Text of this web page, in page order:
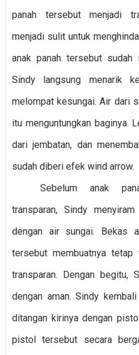
panah tersebut menjadi
menjadi sulit untuk
anak panah tersebut sudah
Sindy langsung menarik
melompat kesungai. Air dari
itu menguntungkan baginya.
dari jembatan, dan
sudah diberi efek wind arrow.
Sebelum anak
transparan, Sindy
dengan air sungai. Bekas
tersebut membuatnya
transparan. Dengan begitu,
dengan aman. Sindy
ditangan kirinya dengan
pistol tersebut secara